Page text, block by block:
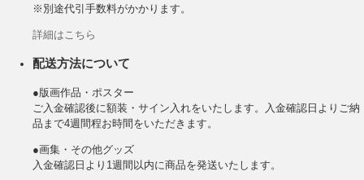
※別途代引手数料がかかります。
詳細はこちら
配送方法について
●版画作品・ポスター
ご入金確認後に額装・サイン入れをいたします。入金確認日よりご納
品まで4週間程お時間をいただきます。
●画集・その他グッズ
入金確認日より1週間以内に商品を発送いたします。